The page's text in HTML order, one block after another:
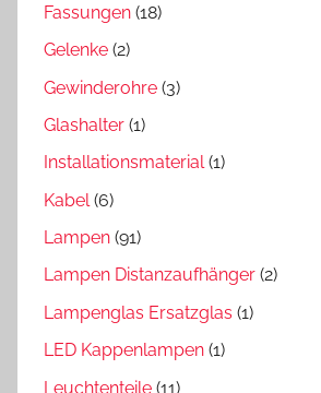
Fassungen (18)
Gelenke (2)
Gewinderohre (3)
Glashalter (1)
Installationsmaterial(1)
Kabel (6)
Lampen (91)
Lampen Distanzaufhänger (2)
Lampenglas Ersatzglas (1)
LED Kappenlampen (1)
Leuchtenteile (11)